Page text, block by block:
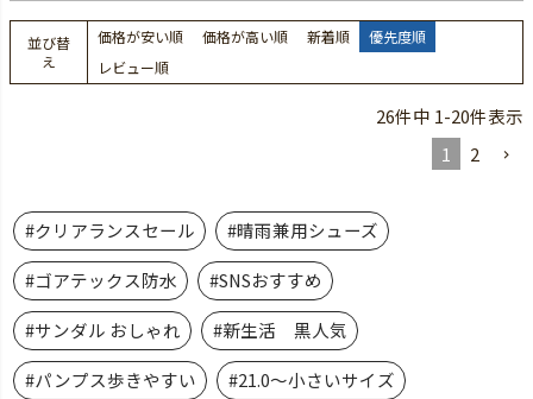
並び替
え
価格が安い順 価格が高い順 新着順
優先度順
レビュー順
26件中 1-20件表示
1
2
#クリアランスセール #晴雨兼用シューズ
#ゴアテックス防水 #SNSおすすめ
#サンダル おしゃれ #新生活 黒人気
#パンプス歩きやすい #21.0～小さいサイズ